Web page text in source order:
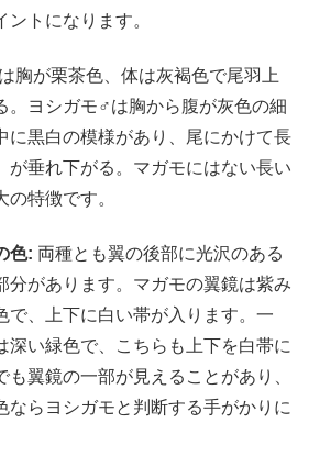
トになります。
胸が栗茶色、体は灰褐色で尾羽上
。ヨシガモ♂は胸から腹が灰色の細
に黒白の模様があり、尾にかけて長
が垂れ下がる。マガモにはない長い
特徴です。
色: 両種とも翼の後部に光沢のある
分があります。マガモの翼鏡は紫み
で、上下に白い帯が入ります。一
深い緑色で、こちらも上下を白帯に
翼鏡の一部が見えることがあり、
ならヨシガモと判断する手がかりに